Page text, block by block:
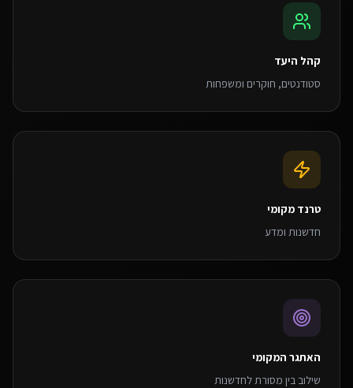
קהל היעד
סטודנטים, חוקרים ומשפחות
טרנד מקומי
חדשנות ומדע
האתגר המקומי
שילוב בין מסורת לחדשנות